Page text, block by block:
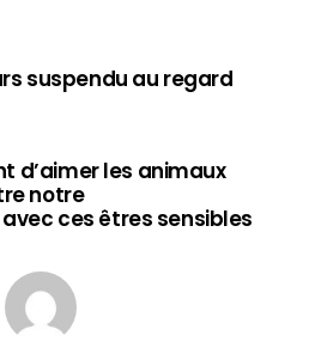
suspendu au regard
d’aimer les animaux
notre
ces êtres sensibles